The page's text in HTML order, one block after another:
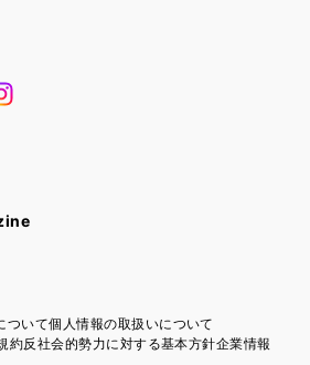
ついて個人情報の取扱いについて
約反社会的勢力に対する基本方針企業情報